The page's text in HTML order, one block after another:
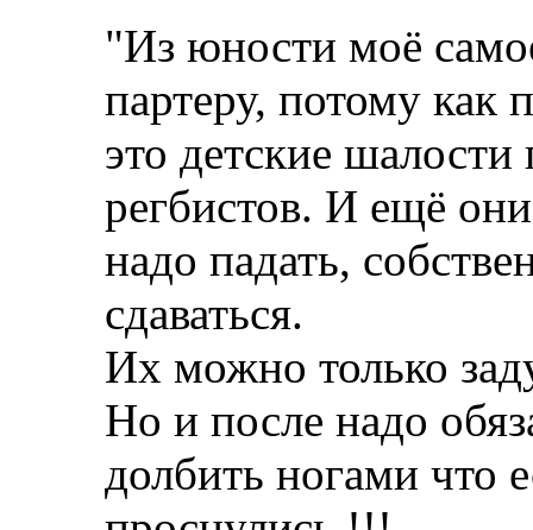
"Из юности моё
партеру, потому как
это детские
регбистов. И ещё
надо падать,
сдаваться.
Их можно только
Но и после надо
долбить ногами что